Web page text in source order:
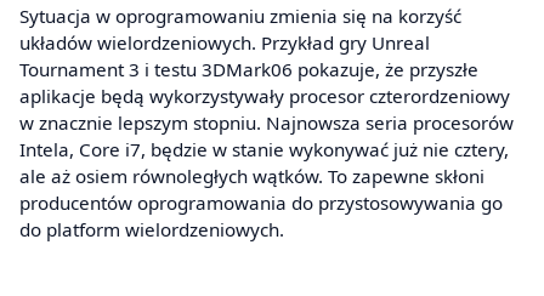
Sytuacja w oprogramowaniu zmienia się na korzyść
układów wielordzeniowych. Przykład gry Unreal
Tournament 3 i testu 3DMark06 pokazuje, że przyszłe
aplikacje będą wykorzystywały procesor czterordzeniowy
w znacznie lepszym stopniu. Najnowsza seria procesorów
Intela, Core i7, będzie w stanie wykonywać już nie cztery,
ale aż osiem równoległych wątków. To zapewne skłoni
producentów oprogramowania do przystosowywania go
do platform wielordzeniowych.